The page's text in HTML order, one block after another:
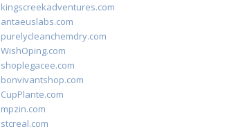
kingscreekadventures.com
antaeuslabs.com
purelycleanchemdry.com
WishOping.com
shoplegacee.com
bonvivantshop.com
CupPlante.com
mpzin.com
stcreal.com